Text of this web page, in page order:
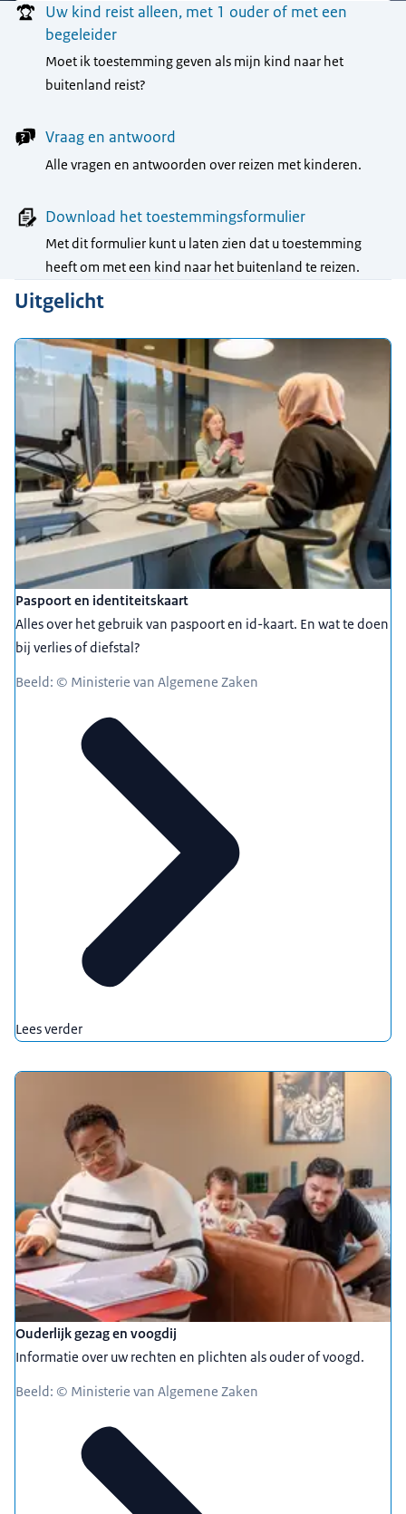
MenuUw kind reist alleen, met 1 ouder of met een
begeleider
Moet ik toestemming geven als mijn kind naar het
buitenland reist?
Vraag en antwoord
Alle vragen en antwoorden over reizen met kinderen.
Download het toestemmingsformulier
Met dit formulier kunt u laten zien dat u toestemming
heeft om met een kind naar het buitenland te reizen.
Uitgelicht
Paspoort en identiteitskaart
Alles over het gebruik van paspoort en id-kaart. En wat te doen
bij verlies of diefstal?
Beeld: © Ministerie van Algemene Zaken
Lees verder
Ouderlijk gezag en voogdij
Informatie over uw rechten en plichten als ouder of voogd.
Beeld: © Ministerie van Algemene Zaken